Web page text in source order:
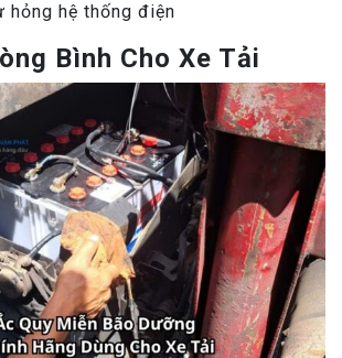
hỏng hệ thống điện
Bình Cho Xe Tải